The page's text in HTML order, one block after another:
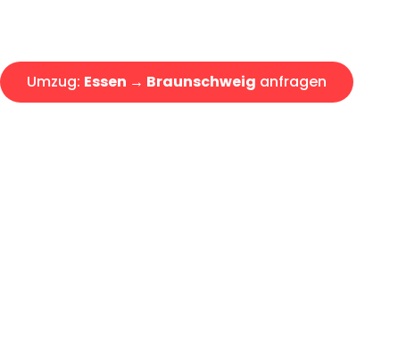
Umzug: Essen → Braunschweig anfragen